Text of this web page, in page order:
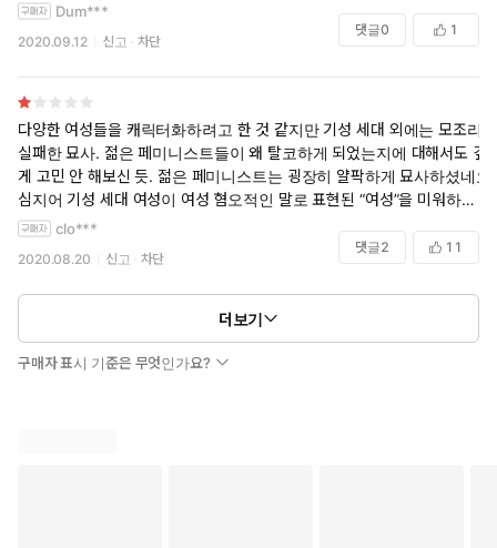
Dum***
2020.09.12 신고 차단
댓글0 1
다양한 여성들을 캐릭터화하려고 한 것 같지만 기성 세대 외에는 모조리
실패한 묘사. 젊은 페미니스트들이 왜 탈코하게 되었는지에 대해서도 깊
게 고민 안 해보신 듯. 젊은 페미니스트는 굉장히 얄팍하게 묘사하셨네요.
심지어 기성 세대 여성이 여성 혐오적인 말로 표현된 “여성”을 미워하지
말아달라는 말을 딸에게 하고.. 저라면 이거 읽을 시간에 박완서 소설을
clo***
2020.08.20 신고 차단
댓글2 11
더보기
구매자 표시 기준은 무엇인가요?